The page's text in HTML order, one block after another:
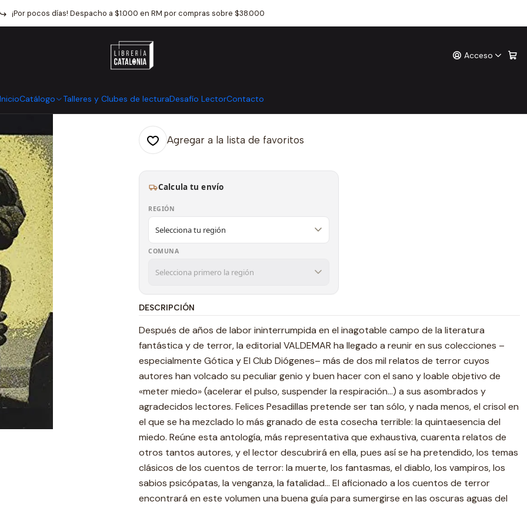
Acceso
InicioCatálogo Talleres y Clubes de lecturaDesafío LectorContacto
¡Por pocos días! Despacho a $1.000 en RM por compras sobre $38.000
Catálogo Narrativa Novela Negra Y Terror Felices Pesadillas
|
Felices Pesadillas
Mostrar stock de ubicaciones
Agregar a la lista de favoritos
Calcula tu envío
REGIÓN
COMUNA
DESCRIPCIÓN
Después de años de labor ininterrumpida en el inagotable campo de la literatura
fantástica y de terror, la editorial VALDEMAR ha llegado a reunir en sus colecciones –
especialmente Gótica y El Club Diógenes– más de dos mil relatos de terror cuyos
autores han volcado su peculiar genio y buen hacer con el sano y loable objetivo de
«meter miedo» (acelerar el pulso, suspender la respiración...) a sus asombrados y
agradecidos lectores. Felices Pesadillas pretende ser tan sólo, y nada menos, el crisol en
el que se ha mezclado lo más granado de esta cosecha terrible: la quintaesencia del
miedo. Reúne esta antología, más representativa que exhaustiva, cuarenta relatos de
otros tantos autores, y el lector descubrirá en ella, pues así se ha pretendido, los temas
clásicos de los cuentos de terror: la muerte, los fantasmas, el diablo, los vampiros, los
sabios psicópatas, la venganza, la fatalidad... El aficionado a los cuentos de terror
encontrará en este volumen una buena guía para sumergirse en las oscuras aguas del